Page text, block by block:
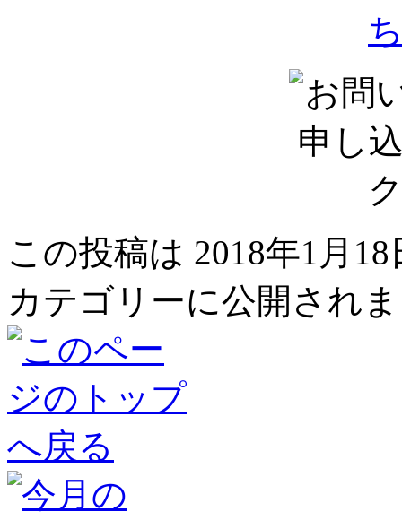
この投稿は 2018年1月
カテゴリーに公開され